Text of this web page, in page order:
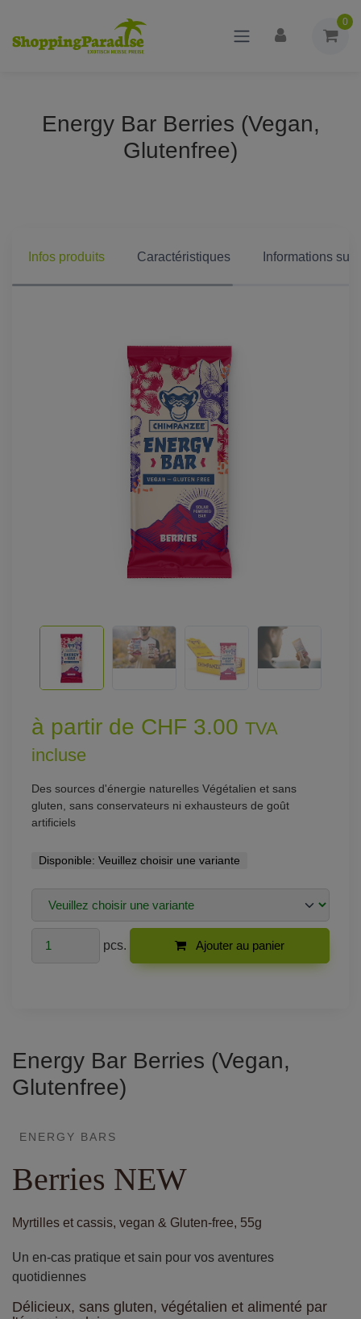
0
Energy Bar Berries (Vegan,
Glutenfree)
Infos produits Caractéristiques Informations
à partir de CHF 3.00 TVA
incluse
Des sources d'énergie naturelles Végétalien et sans
gluten, sans conservateurs ni exhausteurs de goût
artificiels
Disponible: Veuillez choisir une variante
pcs. Ajouter au panier
Energy Bar Berries (Vegan,
Glutenfree)
ENERGY BARS
Berries NEW
Myrtilles et cassis, vegan & Gluten-free, 55g
Un en-cas pratique et sain pour vos aventures
quotidiennes
Délicieux, sans gluten, végétalien et alimenté par